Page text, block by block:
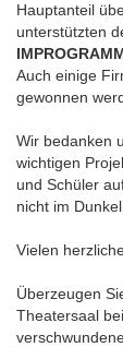
Hauptanteil
unterstützten
Auch einige
gewonnen
Wir bedanken
wichtigen
und Schüler
nicht im
Vielen
Überzeugen
Theatersaal